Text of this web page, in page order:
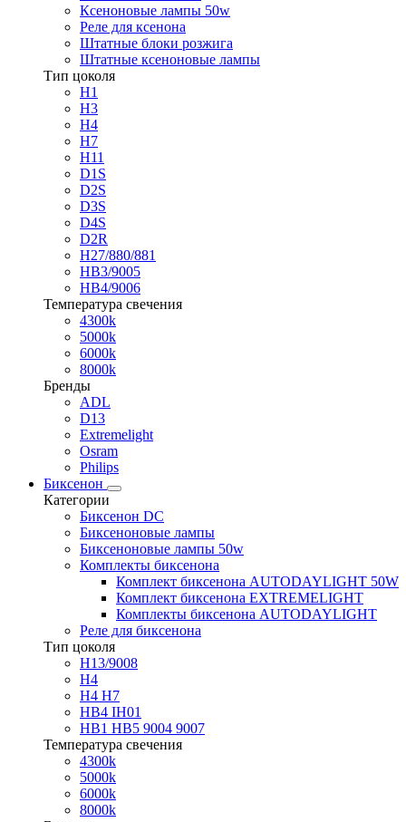
Ксеноновые лампы 50w
Реле для ксенона
Штатные блоки розжига
Штатные ксеноновые лампы
Тип цоколя
H1
H3
H4
H7
H11
D1S
D2S
D3S
D4S
D2R
H27/880/881
HB3/9005
HB4/9006
Температура свечения
4300k
5000k
6000k
8000k
Бренды
ADL
D13
Extremelight
Osram
Philips
Биксенон
Категории
Биксенон DC
Биксеноновые лампы
Биксеноновые лампы 50w
Комплекты биксенона
Комплект биксенона AUTODAYLIGHT 50W
Комплект биксенона EXTREMELIGHT
Комплекты биксенона AUTODAYLIGHT
Реле для биксенона
Тип цоколя
H13/9008
H4
H4 H7
HB4 IH01
HB1 HB5 9004 9007
Температура свечения
4300k
5000k
6000k
8000k